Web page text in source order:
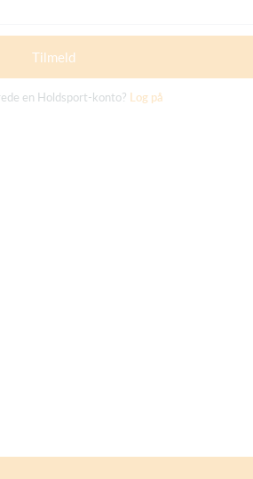
Tilmeld
en Holdsport-konto? Log på